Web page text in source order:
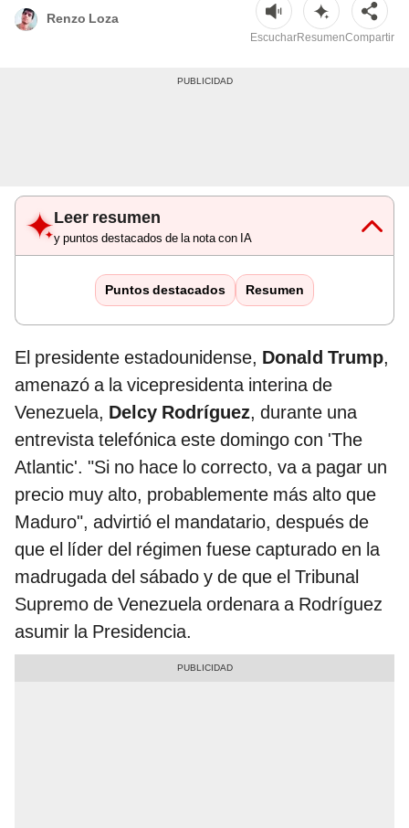
Renzo Loza
EscucharResumenCompartir
Leer resumen
y puntos destacados de la nota con IA
Puntos destacados Resumen
El presidente estadounidense, Donald Trump,
amenazó a la vicepresidenta interina de
Venezuela, Delcy Rodríguez, durante una
entrevista telefónica este domingo con 'The
Atlantic'. "Si no hace lo correcto, va a pagar un
precio muy alto, probablemente más alto que
Maduro", advirtió el mandatario, después de
que el líder del régimen fuese capturado en la
madrugada del sábado y de que el Tribunal
Supremo de Venezuela ordenara a Rodríguez
asumir la Presidencia.